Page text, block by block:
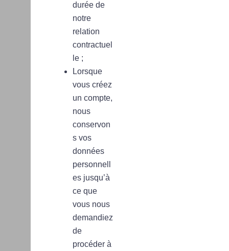
durée de
notre
relation
contractuel
le ;
Lorsque
vous créez
un compte,
nous
conservon
s vos
données
personnell
es jusqu’à
ce que
vous nous
demandiez
de
procéder à